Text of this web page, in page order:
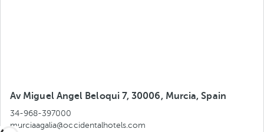
Av Miguel Angel Beloqui 7, 30006, Murcia, Spain
34-968-397000
murciaagalia@occidentalhotels.com